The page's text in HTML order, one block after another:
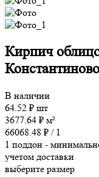
Кирпич
Константиново
В наличии
64.52 ₽ шт
3677.64 ₽ м²
66068.48 ₽ / 1
1 поддон -
учетом доставки
выберите размер